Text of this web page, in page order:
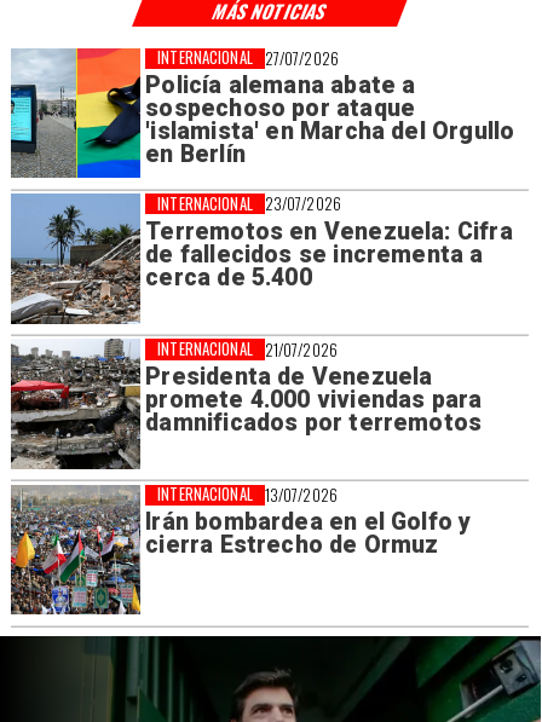
MÁS NOTICIAS
27/07/2026
Policía alemana abate a
sospechoso por ataque
'islamista' en Marcha del Orgullo
en Berlín
INTERNACIONAL
23/07/2026
Terremotos en Venezuela: Cifra
de fallecidos se incrementa a
cerca de 5.400
INTERNACIONAL
21/07/2026
Presidenta de Venezuela
promete 4.000 viviendas para
damnificados por terremotos
INTERNACIONAL
13/07/2026
Irán bombardea en el Golfo y
cierra Estrecho de Ormuz
INTERNACIONAL